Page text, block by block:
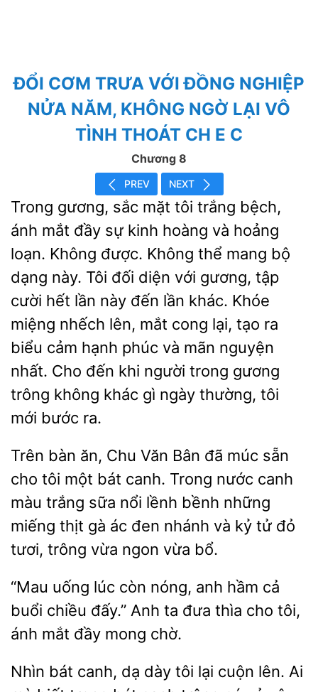
ĐỔI CƠM TRƯA VỚI ĐỒNG NGHIỆP
NỬA NĂM, KHÔNG NGỜ LẠI VÔ
TÌNH THOÁT CH E C
Chương 8
PREV NEXT
Trong gương, sắc mặt tôi trắng
ánh mắt đầy sự kinh hoàng và hoảng
loạn. Không được. Không thể mang bộ
dạng này. Tôi đối diện với gương, tập
cười hết lần này đến lần khác.
miệng nhếch lên, mắt cong lại, tạo ra
biểu cảm hạnh phúc và mãn nguyện
nhất. Cho đến khi người trong gương
trông không khác gì ngày thường,
mới bước ra.
Trên bàn ăn, Chu
Bân đã múc sẵn
cho tôi một bát canh. Trong nước canh
màu trắng sữa nổi lềnh bềnh những
miếng thịt gà ác
nhánh và kỷ tử đỏ
tươi, trông vừa ngon
bổ.
“Mau uống
còn nóng, anh hầm cả
buổi chiều đấy.” Anh ta
thìa cho tôi,
mắt đầy mong chờ.
bát canh, dạ dày tôi lại cuộn lên. Ai